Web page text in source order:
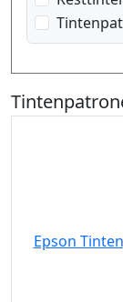
Epson